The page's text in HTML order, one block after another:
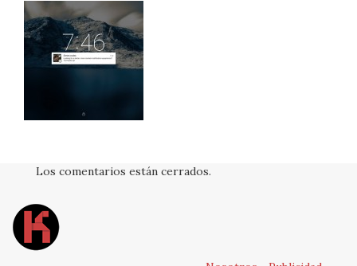
Los comentarios están cerrados.